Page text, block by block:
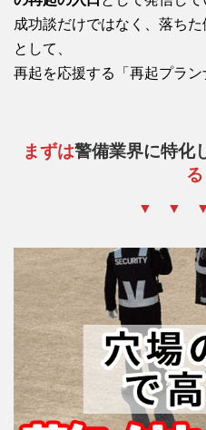
成功談だけではなく、落ち
として、
再起を応援する「再起プラン
まずは警備業界に特化
る
▼ ▼